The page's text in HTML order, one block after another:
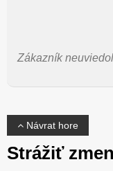
Zákazník
Návrat hore
Strážiť